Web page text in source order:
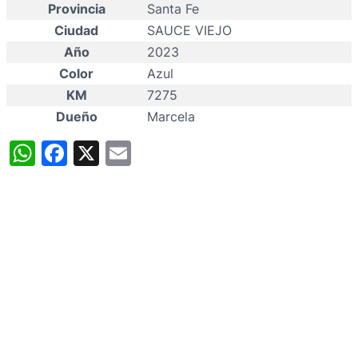
Provincia
Santa Fe
Ciudad
SAUCE VIEJO
Año
2023
Color
Azul
KM
7275
Dueño
Marcela
WhatsApp
Facebook
X